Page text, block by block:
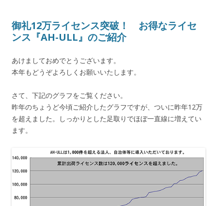
御礼12万ライセンス突破！ お得なライセ
ンス『AH-ULL』のご紹介
あけましておめでとうございます。
本年もどうぞよろしくお願いいたします。
さて、下記のグラフをご覧ください。
昨年のちょうど今頃ご紹介したグラフですが、ついに昨年12万
を超えました。しっかりとした足取りでほぼ一直線に増えてい
ます。